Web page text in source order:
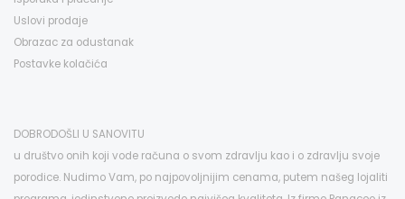
Uslovi prodaje
Obrazac za odustanak
Postavke kolačića
DOBRODOŠLI U SANOVITU
u društvo onih koji vode računa o svom zdravlju kao i o zdravlju svoje
porodice. Nudimo Vam, po najpovoljnijim cenama, putem našeg lojaliti